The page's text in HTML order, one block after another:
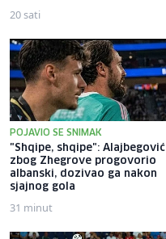
20 sati
POJAVIO SE SNIMAK
"Shqipe, shqipe": Alajbegović
zbog Zhegrove progovorio
albanski, dozivao ga nakon
sjajnog gola
31 minut